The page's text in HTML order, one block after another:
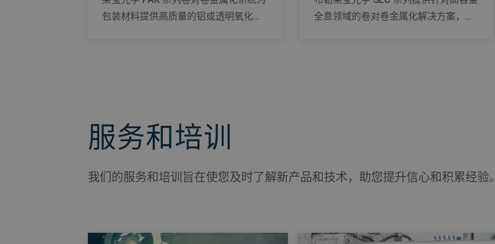
包装材料提供高质量的铝或透明氧化铝
全息领域的卷对卷金属化解决方案，通
服务和培训
我们的服务和培训旨在使您及时了解新产品和技术，助您提升信心和积累经验。